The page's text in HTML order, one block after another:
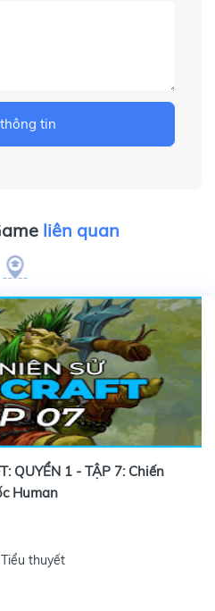
tin
liên quan
QUYỂN 1 - TẬP 7: Chiến
Human
Tiểu thuyết